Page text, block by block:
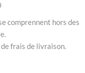
comprennent hors des
frais de livraison.